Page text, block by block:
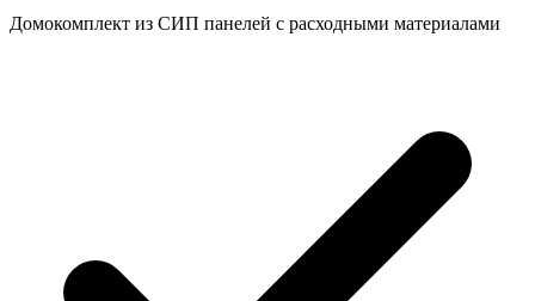
Домокомплект из СИП панелей с расходными материалами